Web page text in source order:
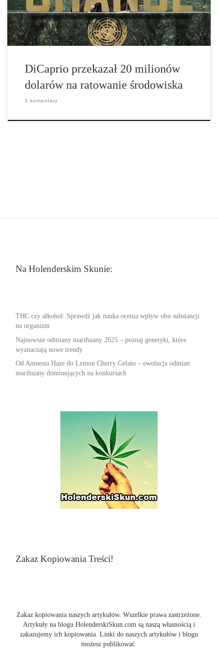
ogłoszona podczas konferencji Yale Climate Conference, gdzie
[…]
DiCaprio przekazał 20 milionów
dolarów na ratowanie środowiska
1 komentarz
Na Holenderskim Skunie:
THC czy alkohol: Sprawdź jak nauka ocenia wpływ obu substancji
na organizm
Najnowsze odmiany marihuany 2025 – poznaj genetyki, które
wyznaczają nowe trendy
Od Amnesia Haze do Lemon Cherry Gelato – ewolucja odmian
marihuany dominujących na konkursach
Zakaz Kopiowania Treści!
Zakaz kopiowania naszych artykułów. Wszelkie prawa zastrzeżone.
Artykuły na blogu HolenderskiSkun.com są naszą własnością i
zakazujemy ich kopiowania. Linki do naszych artykułów i blogu
możesz publikować.